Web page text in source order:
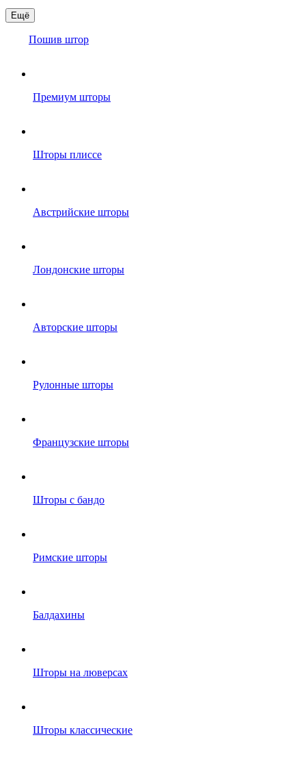
Ещё
Пошив штор
Премиум шторы
Шторы плиссе
Австрийские шторы
Лондонские шторы
Авторские шторы
Рулонные шторы
Французские шторы
Шторы с бандо
Римские шторы
Балдахины
Шторы на люверсах
Шторы классические